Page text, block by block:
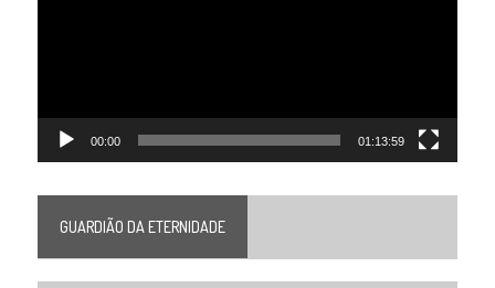
00:00 01:13:59
GUARDIÃO DA ETERNIDADE